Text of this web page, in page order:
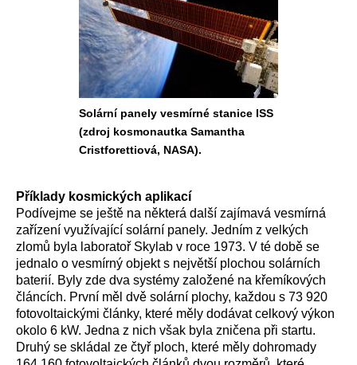
Solární panely vesmírné stanice ISS
(zdroj kosmonautka Samantha
Cristforettiová, NASA).
Příklady kosmických aplikací
Podívejme se ještě na některá další zajímavá vesmírná
zařízení využívající solární panely. Jedním z velkých
zlomů byla laboratoř Skylab v roce 1973. V té době se
jednalo o vesmírný objekt s největší plochou solárních
baterií. Byly zde dva systémy založené na křemíkových
článcích. První měl dvě solární plochy, každou s 73 920
fotovoltaickými články, které měly dodávat celkový výkon
okolo 6 kW. Jedna z nich však byla zničena při startu.
Druhý se skládal ze čtyř ploch, které měly dohromady